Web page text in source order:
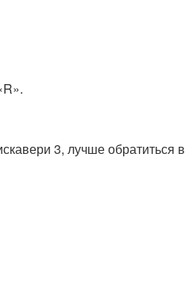
3, лучше обратиться в